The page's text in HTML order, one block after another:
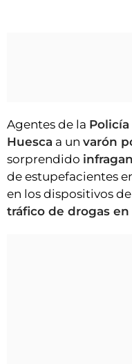
Agentes de la
Huesca a un varón
sorprendido
de estupefacientes
en los dispositivos de
tráfico de drogas